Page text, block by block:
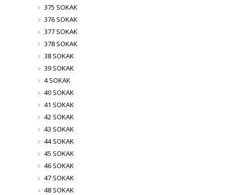
375 SOKAK
376 SOKAK
377 SOKAK
378 SOKAK
38 SOKAK
39 SOKAK
4 SOKAK
40 SOKAK
41 SOKAK
42 SOKAK
43 SOKAK
44 SOKAK
45 SOKAK
46 SOKAK
47 SOKAK
48 SOKAK